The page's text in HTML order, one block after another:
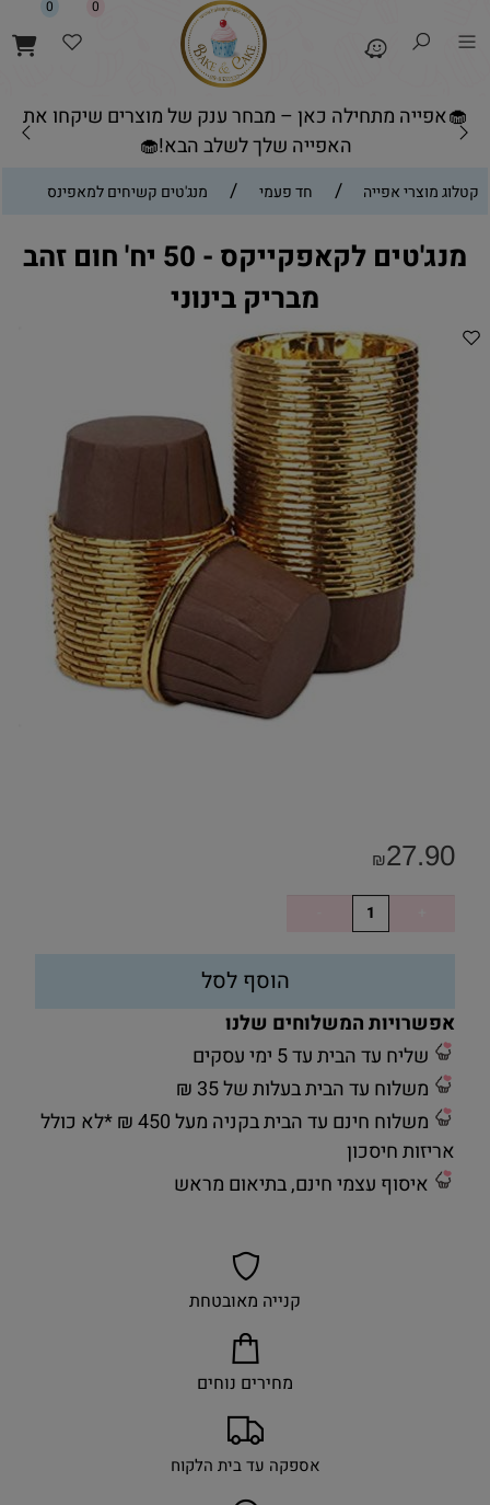
🧁אפייה מתחילה כאן – מבחר ענק של מוצרים שיקחו את
האפייה שלך לשלב הבא!🧁
0 0
קטלוג מוצרי אפייה / חד פעמי / מנג'טים קשיחים למאפינס
מנג'טים לקאפקייקס - 50 יח' חום זהב
מבריק בינוני
₪27.90
הוסף לסל
אפשרויות המשלוחים שלנו
שליח עד הבית עד 5 ימי עסקים
משלוח עד הבית בעלות של 35 ₪
משלוח חינם עד הבית בקניה מעל 450 ₪ *לא כולל
אריזות חיסכון
איסוף עצמי חינם, בתיאום מראש
קנייה מאובטחת
מחירים נוחים
אספקה עד בית הלקוח